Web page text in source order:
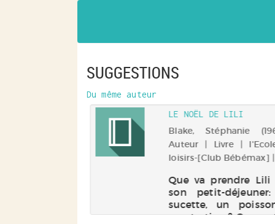
SUGGESTIONS
Du même auteur
LE NOËL DE LILI
Blake, Stéphanie
Auteur | Livre |
loisirs-[Club Bébémax] |
Que va prendre Lili
son petit-
sucette, un
une tartine ? Que